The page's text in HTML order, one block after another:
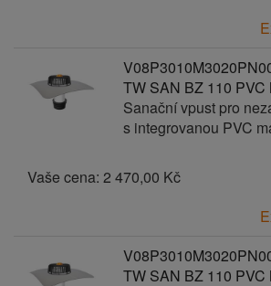
TW SAN BZ 110
Sanační vpust pro
s integrovanou PVC
Vaše cena: 2 470,00 Kč
TW SAN BZ 110